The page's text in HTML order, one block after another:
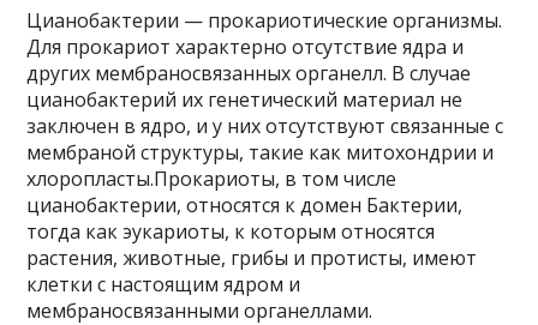
Цианобактерии — прокариотические организмы.
Для прокариот характерно отсутствие ядра и
других мембраносвязанных органелл. В случае
цианобактерий их генетический материал не
заключен в ядро, и у них отсутствуют связанные с
мембраной структуры, такие как митохондрии и
хлоропласты.Прокариоты, в том числе
цианобактерии, относятся к домен Бактерии,
тогда как эукариоты, к которым относятся
растения, животные, грибы и протисты, имеют
клетки с настоящим ядром и
мембраносвязанными органеллами.